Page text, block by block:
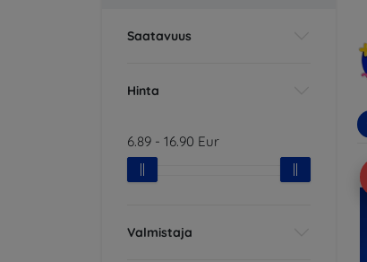
Saatavuus
Hinta
6.89 - 16.90 Eur
Valmistaja